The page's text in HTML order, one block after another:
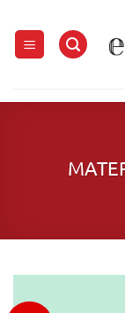
στο
περιεχόμενο